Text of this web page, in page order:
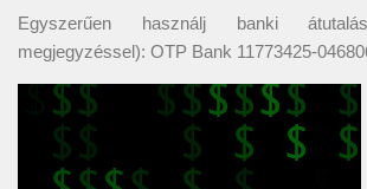
Egyszerűen használj banki
megjegyzéssel): OTP Bank 11773425-